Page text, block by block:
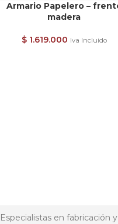
Armario Papelero –
madera
$1.619.000 Iva Incluido
Especialistas en fabricación